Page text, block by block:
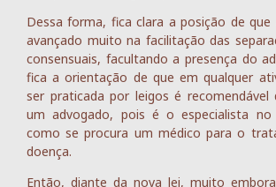
Dessa forma, fica clara a posição de
avançado muito na facilitação das
consensuais, facultando a presença do
fica a orientação de que em qualquer
ser praticada por leigos é recomendável
um advogado, pois é o especialista no
como se procura um médico para o
doença.
Então, diante da nova lei, muito